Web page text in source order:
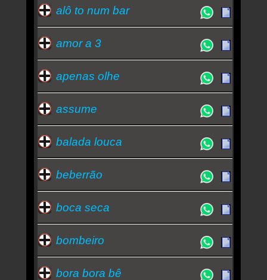
alô to num bar
amor a 3
apenas olhe
assume
balada louca
beberrão
boca seca
bombeiro
bora bora bê